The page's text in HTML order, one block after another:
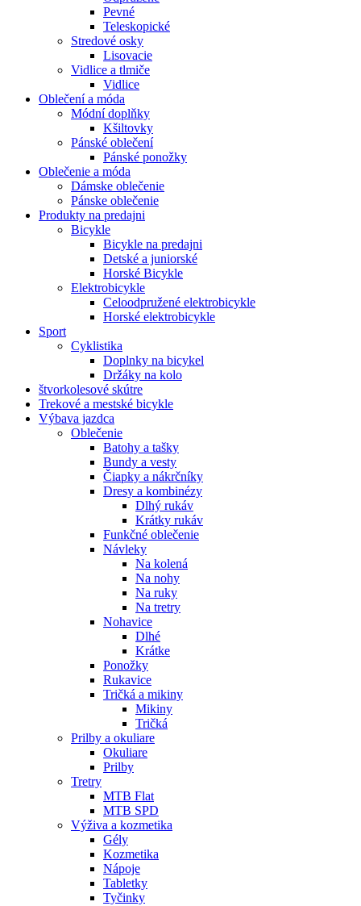
Pevné
Teleskopické
Stredové osky
Lisovacie
Vidlice a tlmiče
Vidlice
Oblečení a móda
Módní doplňky
Kšiltovky
Pánské oblečení
Pánské ponožky
Oblečenie a móda
Dámske oblečenie
Pánske oblečenie
Produkty na predajni
Bicykle
Bicykle na predajni
Detské a juniorské
Horské Bicykle
Elektrobicykle
Celoodpružené elektrobicykle
Horské elektrobicykle
Sport
Cyklistika
Doplnky na bicykel
Držáky na kolo
štvorkolesové skútre
Trekové a mestské bicykle
Výbava jazdca
Oblečenie
Batohy a tašky
Bundy a vesty
Čiapky a nákrčníky
Dresy a kombinézy
Dlhý rukáv
Krátky rukáv
Funkčné oblečenie
Návleky
Na kolená
Na nohy
Na ruky
Na tretry
Nohavice
Dlhé
Krátke
Ponožky
Rukavice
Tričká a mikiny
Mikiny
Tričká
Prilby a okuliare
Okuliare
Prilby
Tretry
MTB Flat
MTB SPD
Výživa a kozmetika
Gély
Kozmetika
Nápoje
Tabletky
Tyčinky